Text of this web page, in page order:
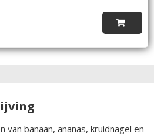
banaan, ananas, kruidnagel en